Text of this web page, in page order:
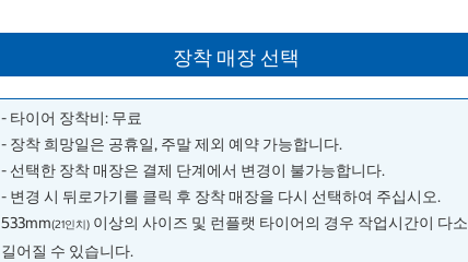
장착 매장 선택
- 타이어 장착비: 무료
- 장착 희망일은 공휴일, 주말 제외 예약 가능합니다.
- 선택한 장착 매장은 결제 단계에서 변경이 불가능합니다.
- 변경 시 뒤로가기를 클릭 후 장착 매장을 다시 선택하여 주십시오.
533mm(21인치) 이상의 사이즈 및 런플랫 타이어의 경우 작업시간이 다소
길어질 수 있습니다.